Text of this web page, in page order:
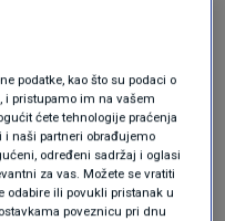
podatke, kao što su podaci o
pristupamo im na vašem
ćete tehnologije praćenja
naši partneri obrađujemo
određeni sadržaj i oglasi
za vas. Možete se vratiti
odabire ili povukli pristanak u
poveznicu pri dnu